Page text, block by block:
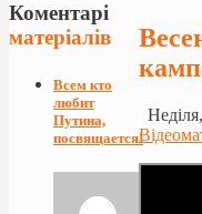
Коментарі
матеріалів
Всем кто
любит
Путина,
посвящается!